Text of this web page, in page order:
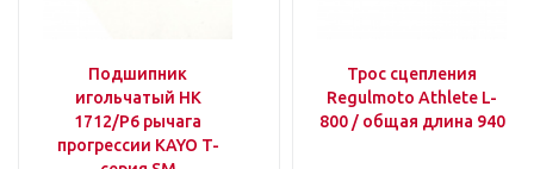
Подшипник
игольчатый HK
1712/P6 рычага
прогрессии KAYO T-
Трос сцепления
Regulmoto Athlete L-
800 / общая длина 940